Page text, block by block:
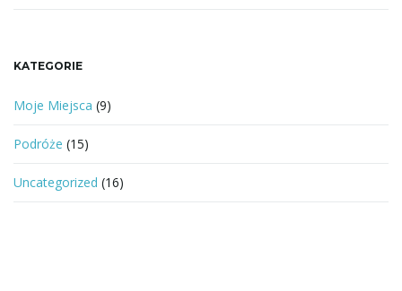
KATEGORIE
Moje Miejsca (9)
Podróże (15)
Uncategorized (16)